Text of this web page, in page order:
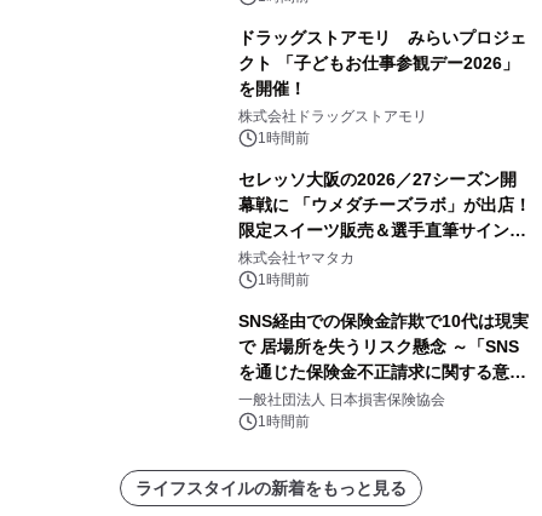
ドラッグストアモリ みらいプロジェ
クト 「子どもお仕事参観デー2026」
を開催！
株式会社ドラッグストアモリ
1時間前
セレッソ大阪の2026／27シーズン開
幕戦に 「ウメダチーズラボ」が出店！
限定スイーツ販売＆選手直筆サイング
ッズが当たる抽選会を 8月8日に開催
株式会社ヤマタカ
1時間前
SNS経由での保険金詐欺で10代は現実
で 居場所を失うリスク懸念 ～「SNS
を通じた保険金不正請求に関する意識
調査」を実施、 認知度の低さも浮き彫
りに～
一般社団法人 日本損害保険協会
1時間前
ライフスタイルの新着をもっと見る